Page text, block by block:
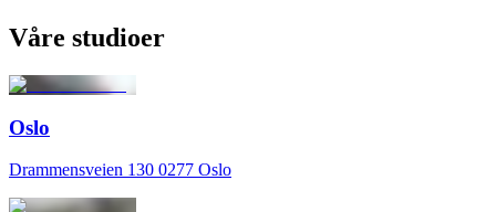
Våre studioer
Oslo
Drammensveien 130 0277 Oslo